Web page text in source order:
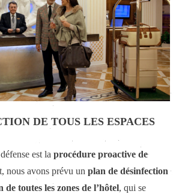
DE TOUS LES ESPACES
est la procédure proactive de
nous avons prévu un plan de désinfection
toutes les zones de l’hôtel, qui se